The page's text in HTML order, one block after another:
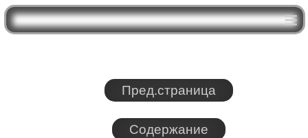
Пред.страница
Содержание